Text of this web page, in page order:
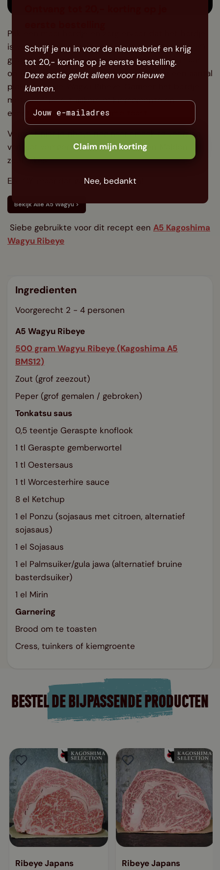
Ingredienten
Voorgerecht 2 - 4 personen
A5 Wagyu Ribeye
500 gram Wagyu Ribeye (Kagoshima A5
BMS12)
Zout (grof zeezout)
Peper (grof gemalen / gebroken)
Tonkatsu saus
0,5 teentje Geraspte knoflook
1 tl Geraspte gemberwortel
1 tl Oestersaus
1 tl Worcesterhire sauce
8 el Ketchup
1 el Ponzu (sojasaus met citroen, alternatief
sojasaus)
1 el Sojasaus
1 el Palmsuiker/gula jawa (alternatief bruine
basterdsuiker)
1 el Mirin
Garnering
Brood om te toasten
Cress, tuinkers of kiemgroente
Pak een mooi bordje en zorg ervoor dat het bordje
is voorverwarmd. Dit kun je in de oven doen op 50
graden. Smeer een mooie lik van je Tonkatsu saus
op je bordje en leg daarnaast of daarover een aantal
plakjes van de Wagyu Ribeye. Garneer het bordje
met wat Cress, tuinkers of kiemgroente en
eventueel wat krokante verse toast.
Vergeet niet je ribeye nog naar smaak te voorzien
van wat versgemalen zwarte peper en Maldon
zoutflakes.
ENJOY, maar dat gaat zeker lukken!
Bekijk Alle A5 Wagyu >
Siebe gebruikte voor dit recept een A5 Kagoshima
Wagyu Ribeye
BESTEL DE BIJPASSENDE PRODUCTEN
Ribeye Japans
Ribeye Japans
Schrijf je nu in voor de nieuwsbrief en krijg
tot 20,- korting op je eerste bestelling.
Deze actie geldt alleen voor nieuwe
klanten.
Claim mijn korting
Nee, bedankt